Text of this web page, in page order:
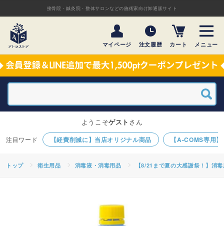
接骨院・鍼灸院・整体サロンなどの施術家向け卸通販サイト
マイページ 注文履歴 カート メニュー
【経費削減に】当店オリジナル商品 【A-COMS専用
ようこそゲスト さん
トップ 衛生用品 消毒液・消毒用品 【8/21まで夏の大感謝祭！】